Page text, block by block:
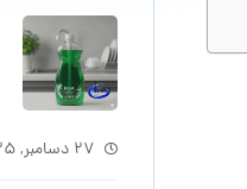
۲۷ دسامبر, ۲۰۲۵